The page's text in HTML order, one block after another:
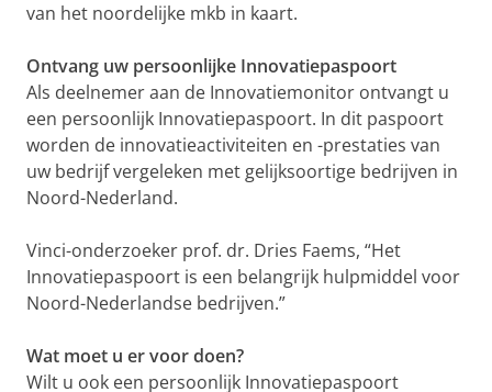
van het noordelijke mkb in kaart.
Ontvang uw persoonlijke Innovatiepaspoort
Als deelnemer aan de Innovatiemonitor ontvangt u
een persoonlijk Innovatiepaspoort. In dit paspoort
worden de innovatieactiviteiten en -prestaties van
uw bedrijf vergeleken met gelijksoortige bedrijven in
Noord-Nederland.
Vinci-onderzoeker prof. dr. Dries Faems, “Het
Innovatiepaspoort is een belangrijk hulpmiddel voor
Noord-Nederlandse bedrijven.”
Wat moet u er voor doen?
Wilt u ook een persoonlijk Innovatiepaspoort